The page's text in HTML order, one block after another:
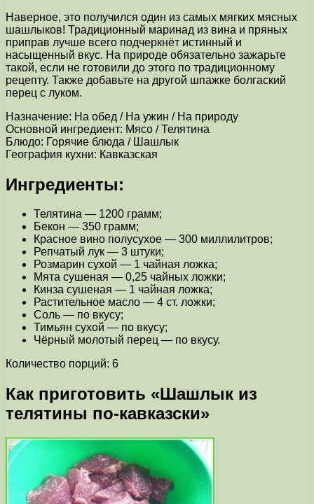
Наверное, это получился один из самых мягких мясных
шашлыков! Традиционный маринад из вина и пряных
приправ лучше всего подчеркнёт истинный и
насыщенный вкус. На природе обязательно зажарьте
такой, если не готовили до этого по традиционному
рецепту. Также добавьте на другой шпажке болгаский
перец с луком.
Назначение: На обед / На ужин / На природу
Основной ингредиент: Мясо / Телятина
Блюдо: Горячие блюда / Шашлык
География кухни: Кавказская
Ингредиенты:
Телятина — 1200 грамм;
Бекон — 350 грамм;
Красное вино полусухое — 300 миллилитров;
Репчатый лук — 3 штуки;
Розмарин сухой — 1 чайная ложка;
Мята сушеная — 0,25 чайных ложки;
Кинза сушеная — 1 чайная ложка;
Растительное масло — 4 ст. ложки;
Соль — по вкусу;
Тимьян сухой — по вкусу;
Чёрный молотый перец — по вкусу.
Количество порций: 6
Как приготовить «Шашлык из
телятины по-кавказски»